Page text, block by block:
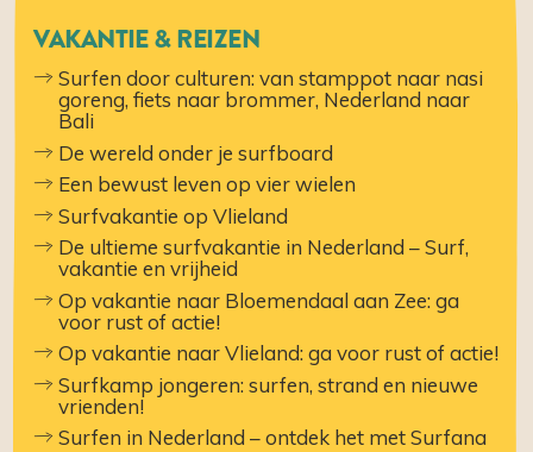
VAKANTIE & REIZEN
Surfen door culturen: van stamppot naar nasi
goreng, fiets naar brommer, Nederland naar
Bali
De wereld onder je surfboard
Een bewust leven op vier wielen
Surfvakantie op Vlieland
De ultieme surfvakantie in Nederland – Surf,
vakantie en vrijheid
​​Op vakantie naar Bloemendaal aan Zee: ga
voor rust of actie!
​​Op vakantie naar Vlieland: ga voor rust of actie!
Surfkamp jongeren: surfen, strand en nieuwe
vrienden!
Surfen in Nederland – ontdek het met Surfana